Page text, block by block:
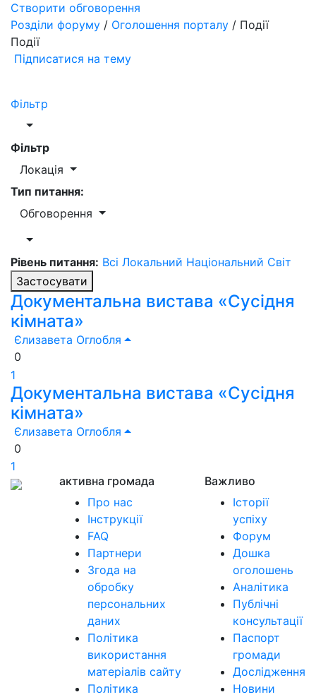
Створити обговорення
Розділи форуму / Оголошення порталу / Події
Події
Підписатися на тему
Фільтр
Фільтр
Локація
Тип питання:
Обговорення
Рівень питання: Всі Локальний Національний Світ
Застосувати
Документальна вистава «Сусідня
кімната»
Єлизавета Оглобля
0
1
Документальна вистава «Сусідня
кімната»
Єлизавета Оглобля
0
1
активна громада
Про нас
Інструкції
FAQ
Партнери
Згода на
обробку
персональних
даних
Політика
використання
матеріалів сайту
Політика
Важливо
Історії
успіху
Форум
Дошка
оголошень
Аналітика
Публічні
консультації
Паспорт
громади
Дослідження
Новини